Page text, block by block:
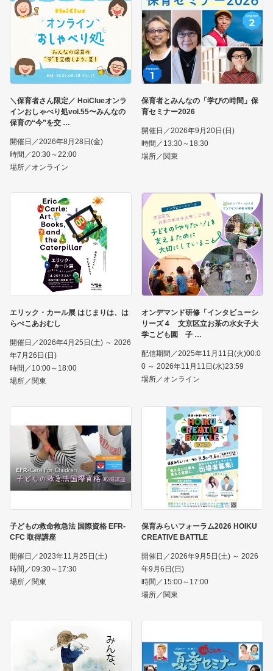
＼保育者さん限定／ HoiClueオンラ
インおしゃべり処vol.55〜みんなの
保育の“今”を交
開催日／2026年8月28日(金)
時間／20:30～22:00
場所／オンライン
保育者とみんなの「学びの時間」保
育セミナー2026
開催日／2026年9月20日(日)
時間／13:30～18:30
場所／関東
エリック・カール展 はじまりは、は
らぺこあおむし
開催日／2026年4月25日(土) ～ 2026
年7月26日(日)
時間／10:00～18:00
場所／関東
オンデマンド研修「インタビューシ
リーズ４ 文京区立お茶の水女子大
学こども園 子
配信期間／2025年11月11日(火)00:0
0 ～ 2026年11月11日(水)23:59
場所／オンライン
子どもの救命救急法 国際資格 EFR-
CFC 取得講座
開催日／2023年11月25日(土)
時間／09:30～17:30
場所／関東
保育みらいフォーラム2026 HOIKU
CREATIVE BATTLE
開催日／2026年9月5日(土) ～ 2026
年9月6日(日)
時間／15:00～17:00
場所／関東